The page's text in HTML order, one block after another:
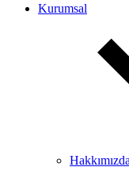
Kurumsal
Hakkımızda